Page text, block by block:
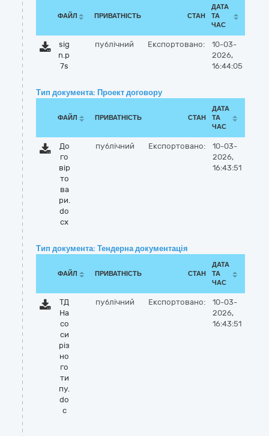
ФАЙЛ ПРИВАТНІСТЬ СТАН
ДАТА
ТА
ЧАС
sig
n.p
7s
публічний Експортовано:
10-03-
2026,
16:44:05
Тип документа: Проект договору
ФАЙЛ ПРИВАТНІСТЬ СТАН
ДАТА
ТА
ЧАС
До
го
вір
то
ва
ри.
do
cx
публічний Експортовано:
10-03-
2026,
16:43:51
Тип документа: Тендерна документація
ФАЙЛ ПРИВАТНІСТЬ СТАН
ДАТА
ТА
ЧАС
ТД
На
со
си
різ
но
го
ти
пу.
do
c
публічний Експортовано:
10-03-
2026,
16:43:51